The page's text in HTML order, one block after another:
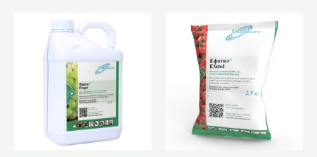
Параметри
варіантів.
Параметри
можна